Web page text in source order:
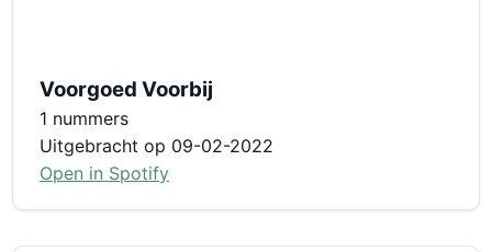
Voorgoed Voorbij
1 nummers
Uitgebracht op 09-02-2022
Open in Spotify